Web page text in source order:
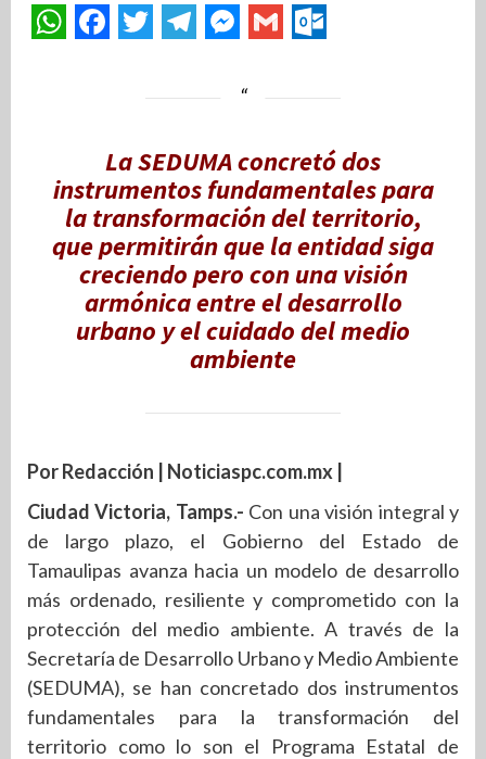
La SEDUMA concretó dos
instrumentos fundamentales para
la transformación del territorio,
que permitirán que la entidad siga
creciendo pero con una visión
armónica entre el desarrollo
urbano y el cuidado del medio
ambiente
Por Redacción | Noticiaspc.com.mx |
Ciudad Victoria, Tamps.- Con una visión integral y
de largo plazo, el Gobierno del Estado de
Tamaulipas avanza hacia un modelo de desarrollo
más ordenado, resiliente y comprometido con la
protección del medio ambiente. A través de la
Secretaría de Desarrollo Urbano y Medio Ambiente
(SEDUMA), se han concretado dos instrumentos
fundamentales para la transformación del
territorio como lo son el Programa Estatal de